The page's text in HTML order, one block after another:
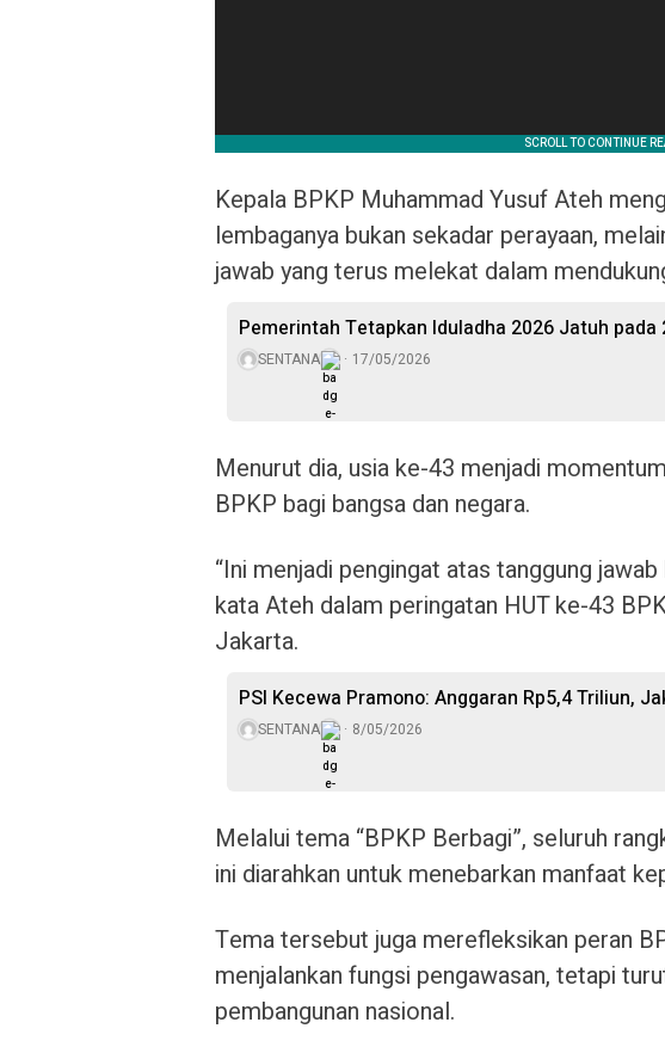
Kepala BPKP Muhammad Yusuf Ateh
lembaganya bukan sekadar perayaan,
jawab yang terus melekat dalam
Pemerintah Tetapkan Iduladha 2026 Jatuh pada
SENTANA 17/05/2026
Menurut dia, usia ke-43 menjadi
BPKP bagi bangsa dan negara.
“Ini menjadi pengingat atas tanggung
kata Ateh dalam peringatan HUT ke-43
Jakarta.
PSI Kecewa Pramono: Anggaran Rp5,4 Triliun,
SENTANA 8/05/2026
Melalui tema “BPKP Berbagi”, seluruh
ini diarahkan untuk menebarkan manfaat
Tema tersebut juga merefleksikan peran
menjalankan fungsi pengawasan, tetapi
pembangunan nasional.